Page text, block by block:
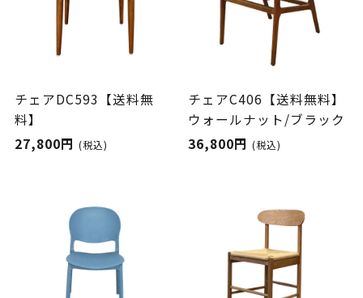
チェアDC593【送料無
料】
27,800円 (税込)
チェアC406【送料無料】
ウォールナット/ブラック
36,800円(税込)